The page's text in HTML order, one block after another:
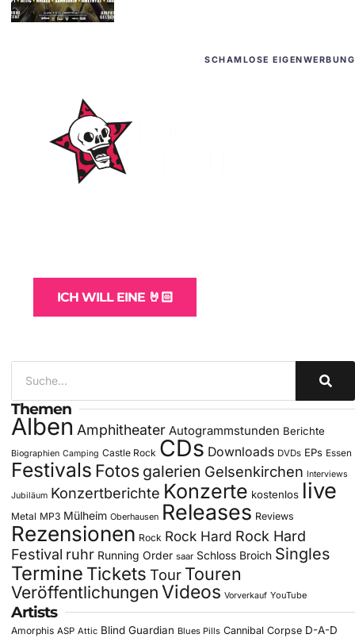
SCHAMLOSE EIGENWERBUNG
ICH WILL EINE 🤘🏻
Themen
Alben Amphitheater Autogrammstunden Berichte
Biographien Camping Castle Rock CDs Downloads DVDs EPs Essen
Festivals Fotos galerien Gelsenkirchen Interviews
Jubiläum Konzertberichte Konzerte kostenlos live
Metal MP3 Mülheim Oberhausen Releases Reviews
Rezensionen Rock Rock Hard Rock Hard
Festival ruhr Running Order saar Schloss Broich Singles
Termine Tickets Tour Touren
Veröffentlichungen Videos Vorverkauf YouTube
Artists
Amorphis ASP Attic Blind Guardian Blues Pills Cannibal Corpse D-A-D